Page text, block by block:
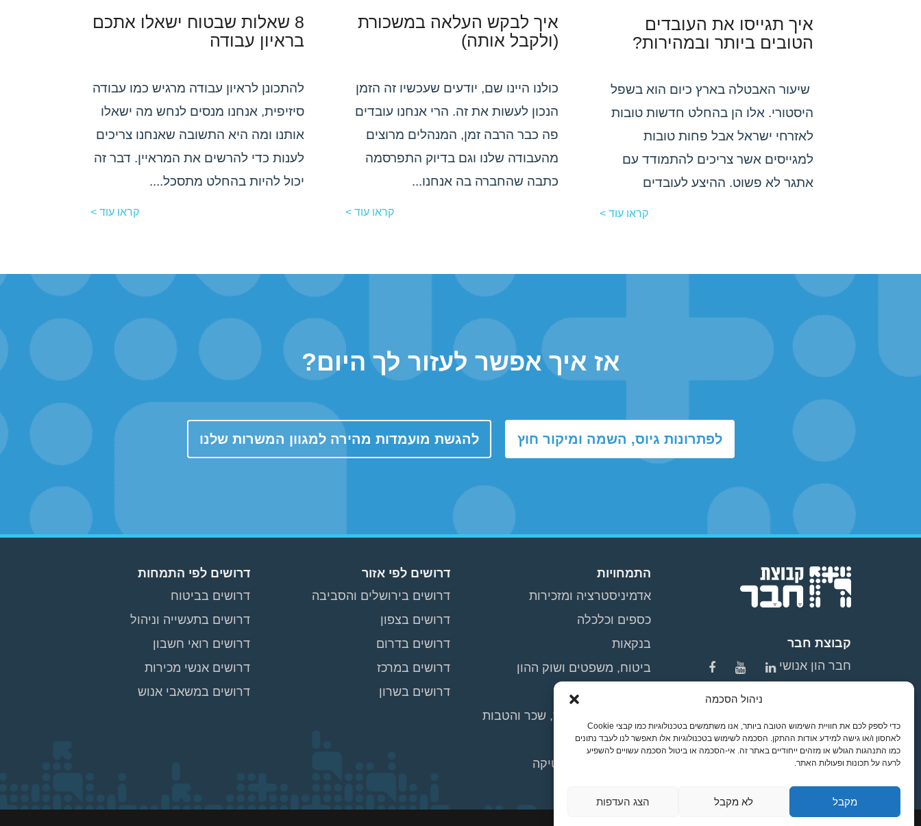
ניהול הסכמה
כדי לספק לכם את חוויית השימוש הטובה ביותר, אנו משתמשים בטכנולוגיות כמו קבצי Cookie
לאחסון ו/או גישה למידע אודות ההתקן. הסכמה לשימוש בטכנולוגיות אלו תאפשר לנו לעבד נתונים
כמו התנהגות הגולש או מזהים ייחודיים באתר זה. אי-הסכמה או ביטול הסכמה עשויים להשפיע
לרעה על תכונות ופעולות האתר.
מקבל לא מקבל הצג העדפות
איך תגייסו את העובדים
הטובים ביותר ובמהירות?
שיעור האבטלה בארץ כיום הוא בשפל
היסטורי. אלו הן בהחלט חדשות טובות
לאזרחי ישראל אבל פחות טובות
למגייסים אשר צריכים להתמודד עם
אתגר לא פשוט. ההיצע לעובדים
קראו עוד >
איך לבקש העלאה במשכורת
(ולקבל אותה)
כולנו היינו שם, יודעים שעכשיו זה הזמן
הנכון לעשות את זה. הרי אנחנו עובדים
פה כבר הרבה זמן, המנהלים מרוצים
מהעבודה שלנו וגם בדיוק התפרסמה
כתבה שהחברה בה אנחנו...
קראו עוד >
8 שאלות שבטוח ישאלו אתכם
בראיון עבודה
להתכונן לראיון עבודה מרגיש כמו עבודה
סיזיפית, אנחנו מנסים לנחש מה ישאלו
אותנו ומה היא התשובה שאנחנו צריכים
לענות כדי להרשים את המראיין. דבר זה
יכול להיות בהחלט מתסכל....
קראו עוד >
אז איך אפשר לעזור לך היום?
לפתרונות גיוס, השמה ומיקור חוץ להגשת מועמדות מהירה למגוון המשרות שלנו
קבוצת חבר
חבר הון אנושי
התמחויות
אדמיניסטרציה ומזכירות
כספים וכלכלה
בנקאות
ביטוח, משפטים ושוק ההון
משאבי אנוש – גיוס, שכר והטבות
הדרכה
תפעול רכש ולוגיסטיקה
דרושים לפי אזור
דרושים בירושלים והסביבה
דרושים בצפון
דרושים בדרום
דרושים במרכז
דרושים בשרון
דרושים לפי התמחות
דרושים בביטוח
דרושים בתעשייה וניהול
דרושים רואי חשבון
דרושים אנשי מכירות
דרושים במשאבי אנוש